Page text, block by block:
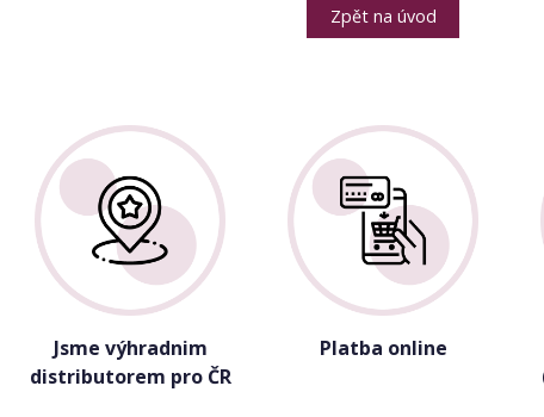
Zpět na úvod
Jsme výhradnim
distributorem pro ČR
Platba online